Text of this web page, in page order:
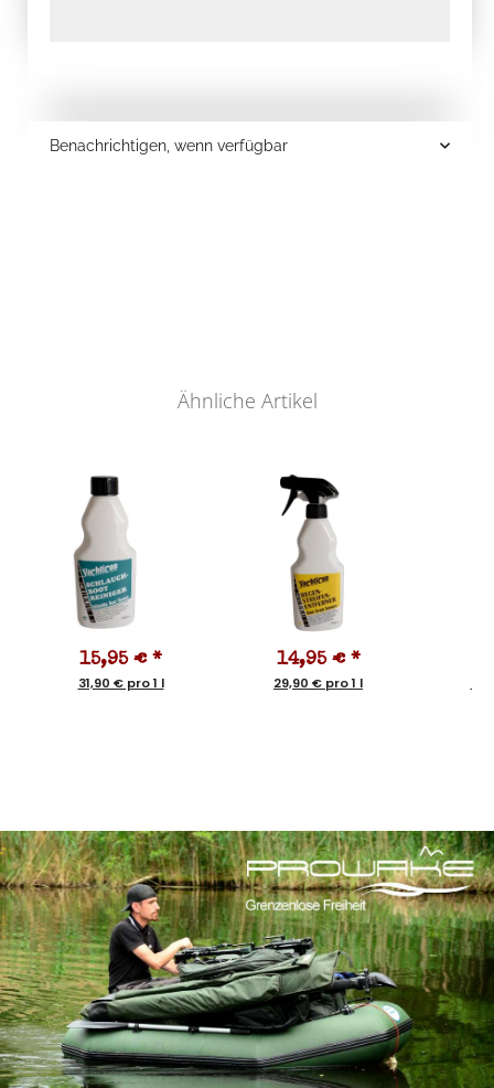
Benachrichtigen, wenn verfügbar
Ähnliche Artikel
15,95 € *
31,90 € pro 1 l
14,95 € *
29,90 € pro 1 l